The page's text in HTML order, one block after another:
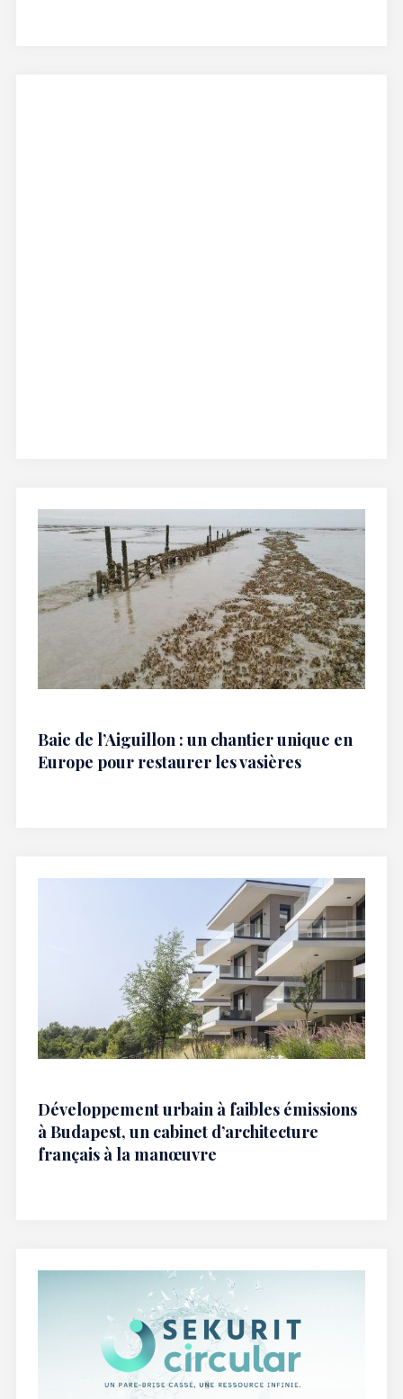
Baie de l’Aiguillon : un chantier unique en
Europe pour restaurer les vasières
Développement urbain à faibles émissions
à Budapest, un cabinet d’architecture
français à la manœuvre